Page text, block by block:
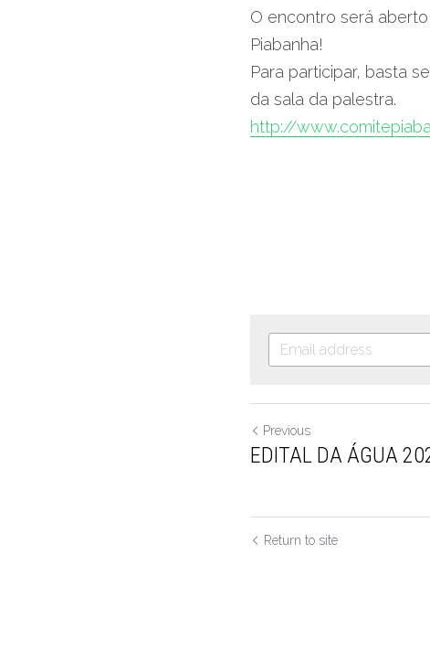
O encontro será
Piabanha!
Para participar, basta
da sala da palestra.
http://
Previous
EDITAL DA ÁGUA
Return to site